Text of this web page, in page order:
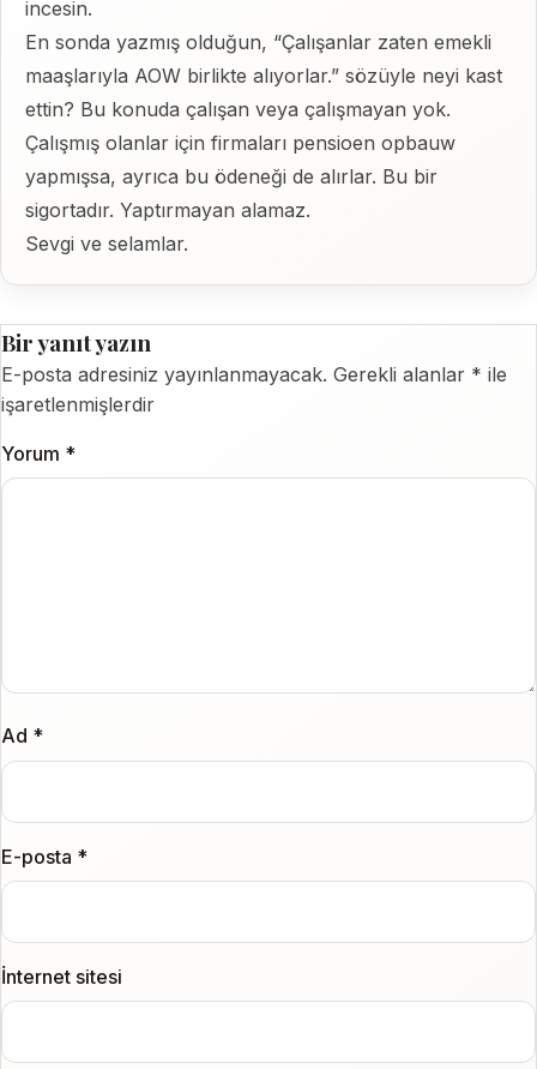
incesin.
En sonda yazmış olduğun, “Çalışanlar zaten emekli
maaşlarıyla AOW birlikte alıyorlar.” sözüyle neyi kast
ettin? Bu konuda çalışan veya çalışmayan yok.
Çalışmış olanlar için firmaları pensioen opbauw
yapmışsa, ayrıca bu ödeneği de alırlar. Bu bir
sigortadır. Yaptırmayan alamaz.
Sevgi ve selamlar.
Bir yanıt yazın
E-posta adresiniz yayınlanmayacak. Gerekli alanlar * ile
işaretlenmişlerdir
Yorum *
Ad *
E-posta *
İnternet sitesi